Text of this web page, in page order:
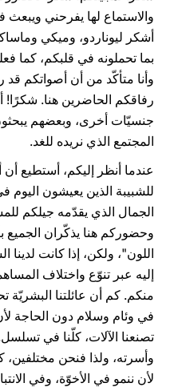
والاستماع لها يفرحني
أشكر ليوناردو، وميكي
بما تحملونه في قلبكم، كما
وأنا متأكّد من أن أصواتكم
رفاقكم الحاضرين هنا.
جنسيّات أخرى، وبعضهم
المجتمع الذي نريده للغد.
عندما أنظر إليكم، أستطيع أن
للشبيبة الذين يعيشون اليوم
الجمال الذي يقدّمه جيلكم
وحضوركم هنا يذكّران
اللون"، ولكن، إذا كانت
إليه عبر تنوّع واختلاف
منكم. كم أن عائلتنا البشريّة
في وئام وسلام دون الحاجة
تصنعنا الآلات، كلّنا في
وأسرته، ولذا فنحن
لأن ننمو في الأخوّة، وفي